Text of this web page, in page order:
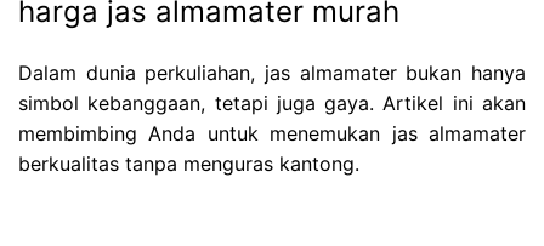
harga jas almamater murah
Dalam dunia perkuliahan, jas almamater bukan hanya
simbol kebanggaan, tetapi juga gaya. Artikel ini akan
membimbing Anda untuk menemukan jas almamater
berkualitas tanpa menguras kantong.